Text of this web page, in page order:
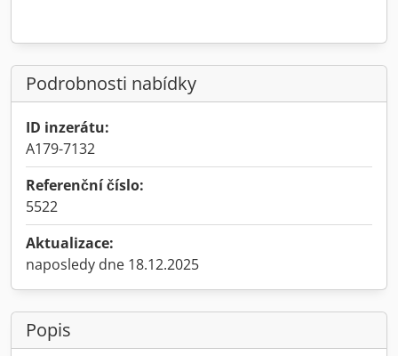
Podrobnosti nabídky
ID inzerátu:
A179-7132
Referenční číslo:
5522
Aktualizace:
naposledy dne 18.12.2025
Popis